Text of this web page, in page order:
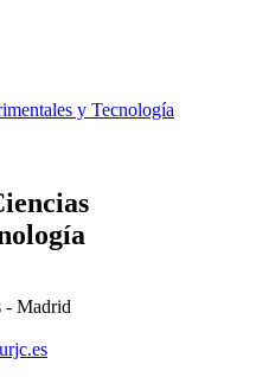
y Tecnología
- Madrid